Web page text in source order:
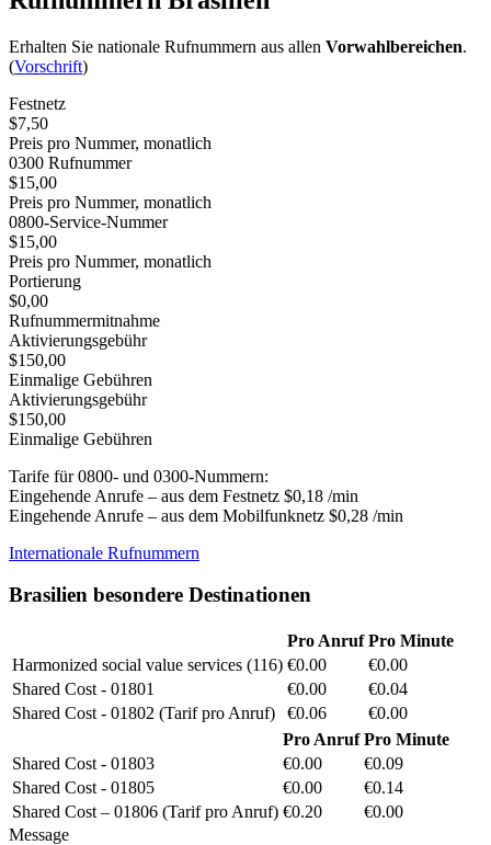
Erhalten Sie nationale Rufnummern aus allen Vorwahlbereichen.
(Vorschrift)
Festnetz
$7,50
Preis pro Nummer, monatlich
0300 Rufnummer
$15,00
Preis pro Nummer, monatlich
0800-Service-Nummer
$15,00
Preis pro Nummer, monatlich
Portierung
$0,00
Rufnummermitnahme
Aktivierungsgebühr
$150,00
Einmalige Gebühren
Aktivierungsgebühr
$150,00
Einmalige Gebühren
Tarife für 0800- und 0300-Nummern:
Eingehende Anrufe – aus dem Festnetz $0,18 /min
Eingehende Anrufe – aus dem Mobilfunknetz $0,28 /min
Internationale Rufnummern
Brasilien besondere Destinationen
Pro Anruf Pro Minute
Harmonized social value services (116) €0.00
€0.00
Shared Cost - 01801
€0.00
€0.04
Shared Cost - 01802 (Tarif pro Anruf)
€0.06
€0.00
Pro Anruf Pro Minute
Shared Cost - 01803
€0.00
€0.09
Shared Cost - 01805
€0.00
€0.14
Shared Cost – 01806 (Tarif pro Anruf) €0.20
€0.00
Message